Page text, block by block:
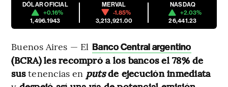
DÓLAR OFICIAL
+0.16%
1,496.1943
MERVAL
-1.85%
3,213,921.00
NASDAQ
+2.03%
26,441.23
Buenos Aires — El Banco Central argentino
(BCRA) les recompró a los bancos el 78% de
sustenencias en putsde ejecución inmediata